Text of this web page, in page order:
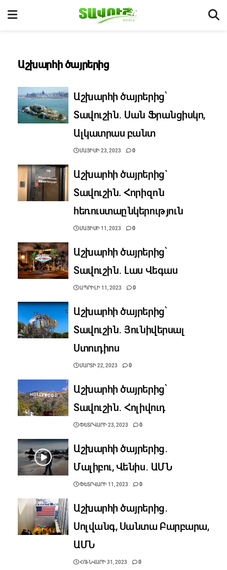
Աշխարհի ծայրերից
Աշխարհի ծայրերից՝
Տավուշին․ Սան Ֆրանցիսկո,
Ալկատրաս բանտ
ՄԱՅԻՍԻ 23, 2023 0
Աշխարհի ծայրերից`
Տավուշին. Հորիզոն
հեռուստաընկերություն
ՄԱՅԻՍԻ 11, 2023 0
Աշխարհի ծայրերից՝
Տավուշին․ Լաս Վեգաս
ԱՊՐԻԼԻ 11, 2023 0
Աշխարհի ծայրերից՝
Տավուշին․ Յունիվերսալ
Ստուդիոս
ՄԱՐՏԻ 22, 2023 0
Աշխարհի ծայրերից՝
Տավուշին․ Հոլիվուդ
ՓԵՏՐՎԱՐԻ 23, 2023 0
Աշխարհի ծայրերից․
Մալիբու, Վենիս․ ԱՄՆ
ՓԵՏՐՎԱՐԻ 11, 2023 0
Աշխարհի ծայրերից․
Սոլվանգ, Սանտա Բարբարա,
ԱՄՆ
ՀՈՒՆՎԱՐԻ 31, 2023 0